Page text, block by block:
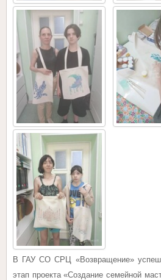
В ГАУ СО СРЦ «Возвращение»
этап проекта «Создание семейной